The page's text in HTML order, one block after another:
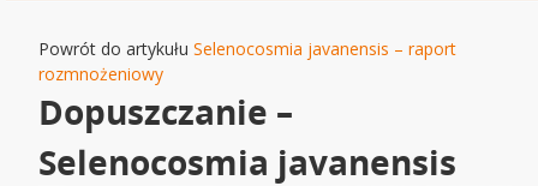
Powrót do artykułuSelenocosmia javanensis – raport
rozmnożeniowy
Dopuszczanie –
Selenocosmia javanensis